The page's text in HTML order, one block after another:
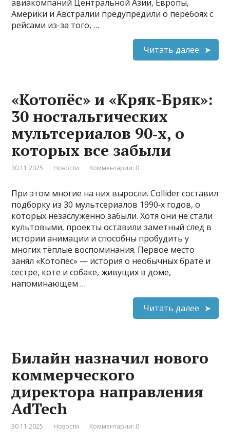
авиакомпаний Центральной Азии, Европы,
Америки и Австралии предупредили о перебоях с
рейсами из-за того, …
Читать далее
«Котопёс» и «Кряк-Бряк»:
30 ностальгических
мультсериалов 90‑х, о
которых все забыли
30.11.2025 Новости Комментарии: 0
При этом многие на них выросли. Collider составил
подборку из 30 мультсериалов 1990‑х годов, о
которых незаслуженно забыли. Хотя они не стали
культовыми, проекты оставили заметный след в
истории анимации и способны пробудить у
многих тёплые воспоминания. Первое место
занял «Котопёс» — история о необычных брате и
сестре, коте и собаке, живущих в доме,
напоминающем …
Читать далее
Билайн назначил нового
коммерческого
директора направления
AdTech
30.11.2025 Новости Комментарии: 0